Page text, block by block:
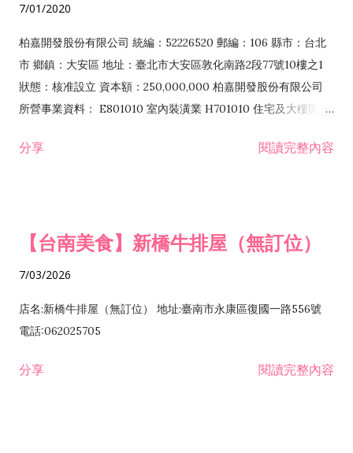
7/01/2020
柏嘉開發股份有限公司 統編：52226520 郵編：106 縣市：台北
市 鄉鎮：大安區 地址：臺北市大安區敦化南路2段77號10樓之1
狀態：核准設立 資本額：250,000,000 柏嘉開發股份有限公司
所營事業資料： E801010 室內裝潢業 H701010 住宅及大樓開發
發業 H703090 不動產買賣業 H703100 不動產租賃業 I503010
分享 閱讀完整內容
【台南美食】新橋牛排屋（無訂位）
7/03/2026
店名:新橋牛排屋（無訂位） 地址:臺南市永康區復國一路556號
電話:062025705
分享 閱讀完整內容